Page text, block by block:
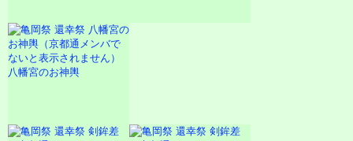
八幡宮のお神輿